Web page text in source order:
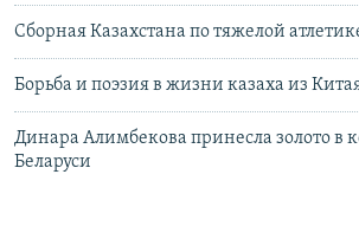
Сборная Казахстана по тяжелой
Борьба и поэзия в жизни казаха из
Динара Алимбекова принесла золото в
Беларуси